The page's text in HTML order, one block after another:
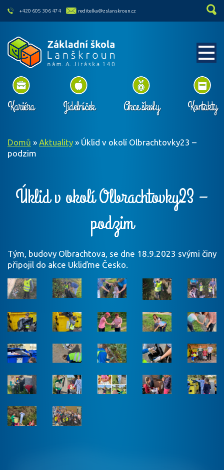
skip to main content
+420 605 306 474 reditelka@zslanskroun.cz
Kariéra Jídelníček Akce školy Kontakty
Domů » Aktuality » Úklid v okolí Olbrachtovky23 –
podzim
Úklid v okolí Olbrachtovky23 –
podzim
Tým, budovy Olbrachtova, se dne 18.9.2023 svými činy
připojil do akce Ukliďme Česko.